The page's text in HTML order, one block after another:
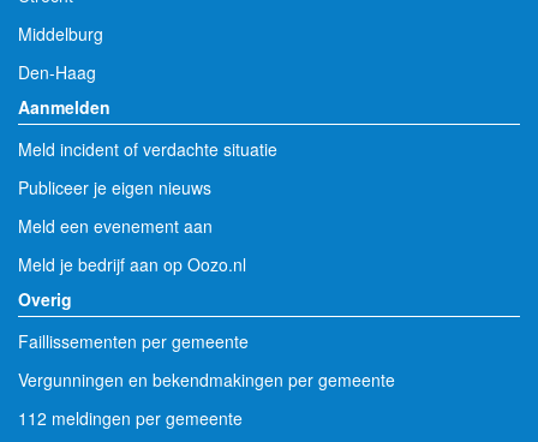
Middelburg
Den-Haag
Aanmelden
Meld incident of verdachte situatie
Publiceer je eigen nieuws
Meld een evenement aan
Meld je bedrijf aan op Oozo.nl
Overig
Faillissementen per gemeente
Vergunningen en bekendmakingen per gemeente
112 meldingen per gemeente